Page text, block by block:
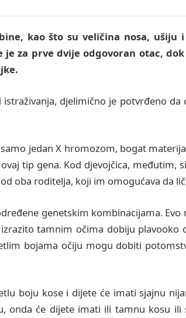
kao što su veličina nosa, ušiju
za prve dvije odgovoran otac,
djelimično je potvrđeno da
jedan X hromozom, bogat
tip gena. Kod djevojčica, međutim,
oba roditelja, koji im omogućava da
genetskim kombinacijama.
tamnim očima dobiju plavooko
bojama očiju mogu dobiti
boju kose i dijete će imati sjajnu
onda će dijete imati ili tamnu kosu ili